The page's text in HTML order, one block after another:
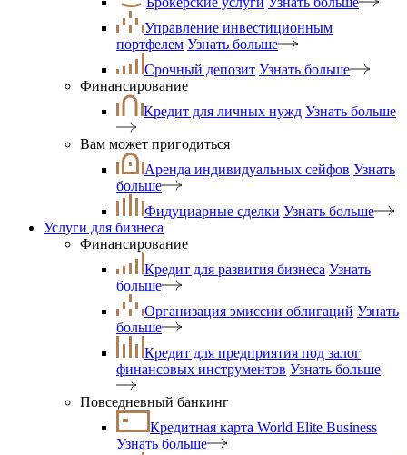
Управление инвестиционным
портфелем Узнать больше
Срочный депозит Узнать больше
Финансирование
Кредит для личных нужд Узнать больше
Вам может пригодиться
Аренда индивидуальных сейфов Узнать
больше
Фидуциарные сделки Узнать больше
Услуги для бизнеса
Финансирование
Кредит для развития бизнеса Узнать
больше
Организация эмиссии облигаций Узнать
больше
Кредит для предприятия под залог
финансовых инструментов Узнать больше
Повседневный банкинг
Кредитная карта World Elite Business
Узнать больше